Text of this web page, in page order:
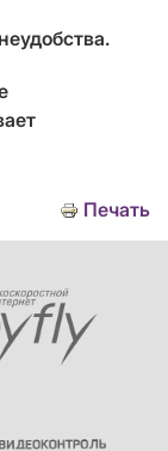
Печать